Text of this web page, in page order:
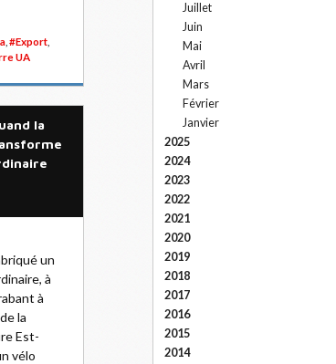
#Export
UA
la
un
à
à
la
Est-
vélo
Juillet
Juin
Mai
Avril
Mars
Février
Janvier
2025
2024
2023
2022
2021
2020
2019
2018
2017
2016
2015
2014